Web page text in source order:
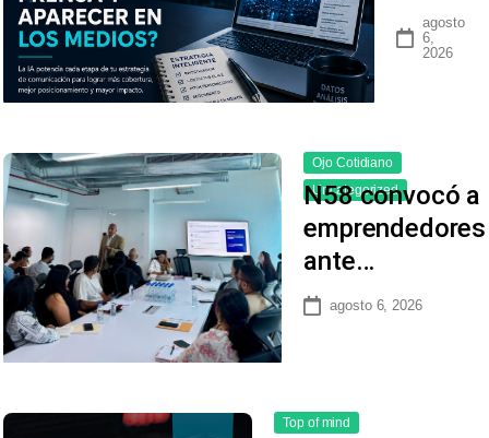
agosto
6,
2026
Ojo Cotidiano
Uncategorized
N58 convocó a
emprendedores
ante…
agosto 6, 2026
Top of mind